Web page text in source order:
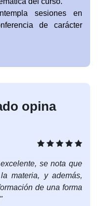
sesiones en
de carácter
opina
se nota que
materia, y además,
de una forma